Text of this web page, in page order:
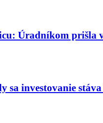
Úradníkom prišla
sa investovanie stáva